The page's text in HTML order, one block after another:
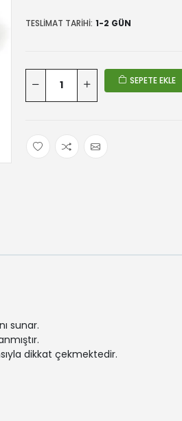
TESLIMAT TARIHI: 1-2 GÜN
SEPETE EKLE
sunar.
dikkat çekmektedir.